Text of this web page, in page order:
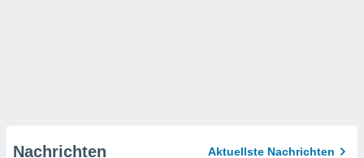
Nachrichten Aktuellste Nachrichten